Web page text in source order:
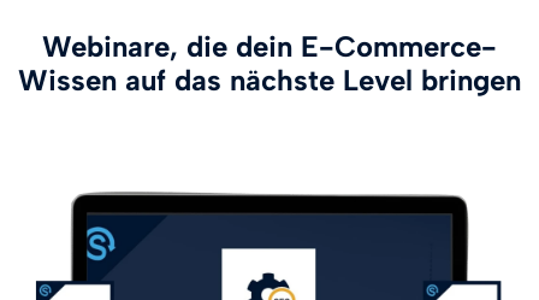
Webinare, die dein E-Commerce-
Wissen auf das nächste Level bringen